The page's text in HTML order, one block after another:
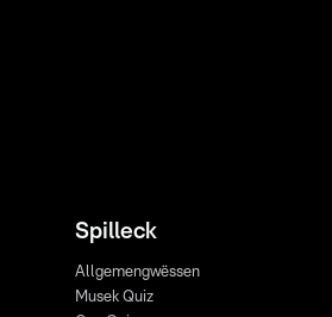
Spilleck
Allgemengwëssen
Musek Quiz